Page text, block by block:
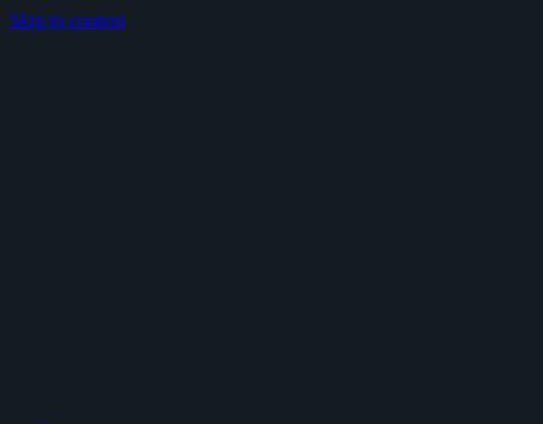
Skip to content